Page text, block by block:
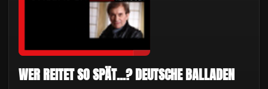
WER REITET SO SPÄT...? DEUTSCHE BALLADEN